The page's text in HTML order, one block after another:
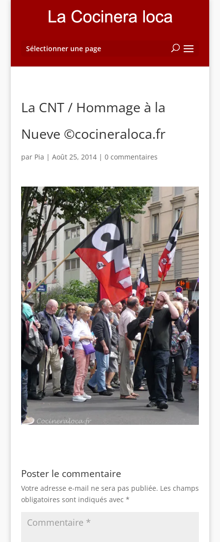
Sélectionner une page
La CNT / Hommage à la
Nueve ©cocineraloca.fr
par Pia | Août 25, 2014| 0 commentaires
Poster le commentaire
Votre adresse e-mail ne sera pas publiée. Les champs
obligatoires sont indiqués avec *